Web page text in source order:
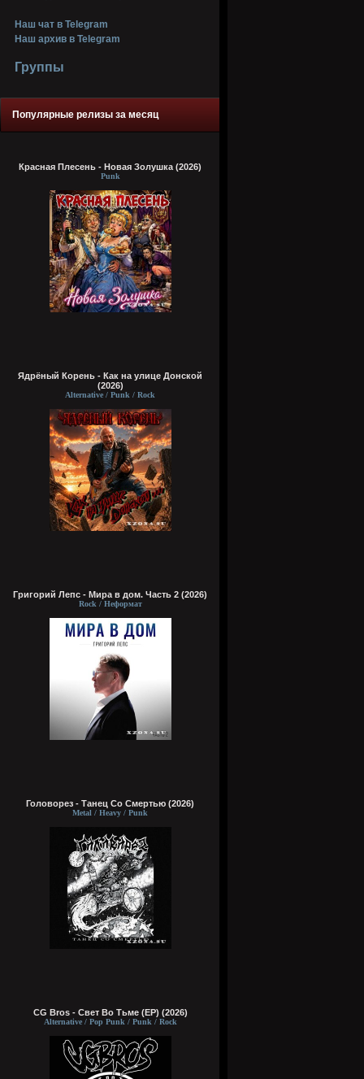
Наш чат в Telegram
Наш архив в Telegram
Группы
Популярные релизы за месяц
Красная Плесень - Новая Золушка (2026)
Punk
Ядрёный Корень - Как на улице Донской
(2026)
Alternative / Punk / Rock
Григорий Лепс - Мира в дом. Часть 2 (2026)
Rock / Неформат
Головорез - Tанец Со Смертью (2026)
Metal / Heavy / Punk
CG Bros - Свет Во Тьме (EP) (2026)
Alternative / Pop Punk / Punk / Rock